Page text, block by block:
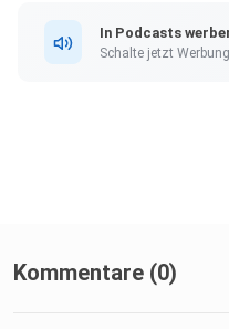
In Podcasts
Schalte jetzt
Kommentare (0)